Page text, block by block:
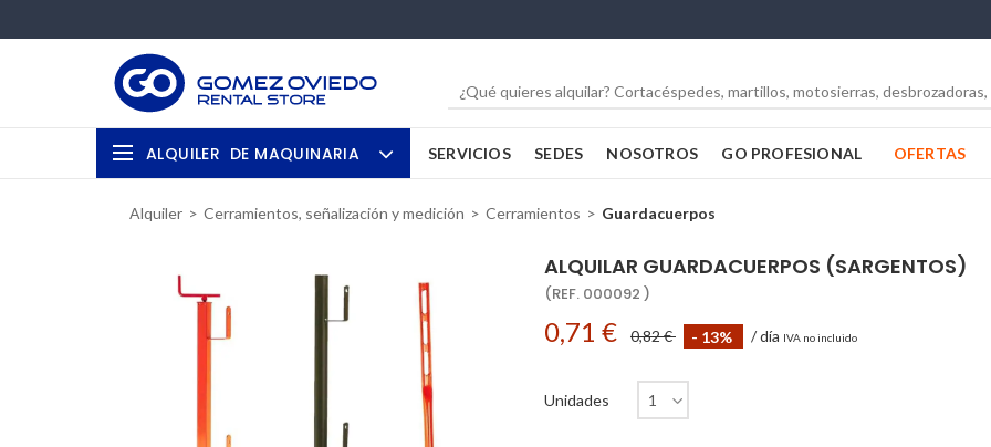
ALQUILER DE MAQUINARIA SERVICIOS SEDES NOSOTROS GO PROFESIONAL OFERTAS
Alquiler Cerramientos, señalización y medición Cerramientos Guardacuerpos
ALQUILAR GUARDACUERPOS (SARGENTOS)
(REF. 000092 )
0,71 € 0,82 € - 13% / día IVA no incluido
Unidades